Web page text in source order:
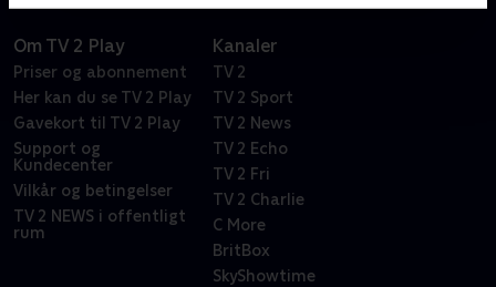
Om TV 2 Play
Priser og abonnement
Her kan du se TV 2 Play
Gavekort til TV 2 Play
Support og
Kundecenter
Vilkår og betingelser
TV 2 NEWS i offentligt
rum
Kanaler
TV 2
TV 2 Sport
TV 2 News
TV 2 Echo
TV 2 Fri
TV 2 Charlie
C More
BritBox
SkyShowtime